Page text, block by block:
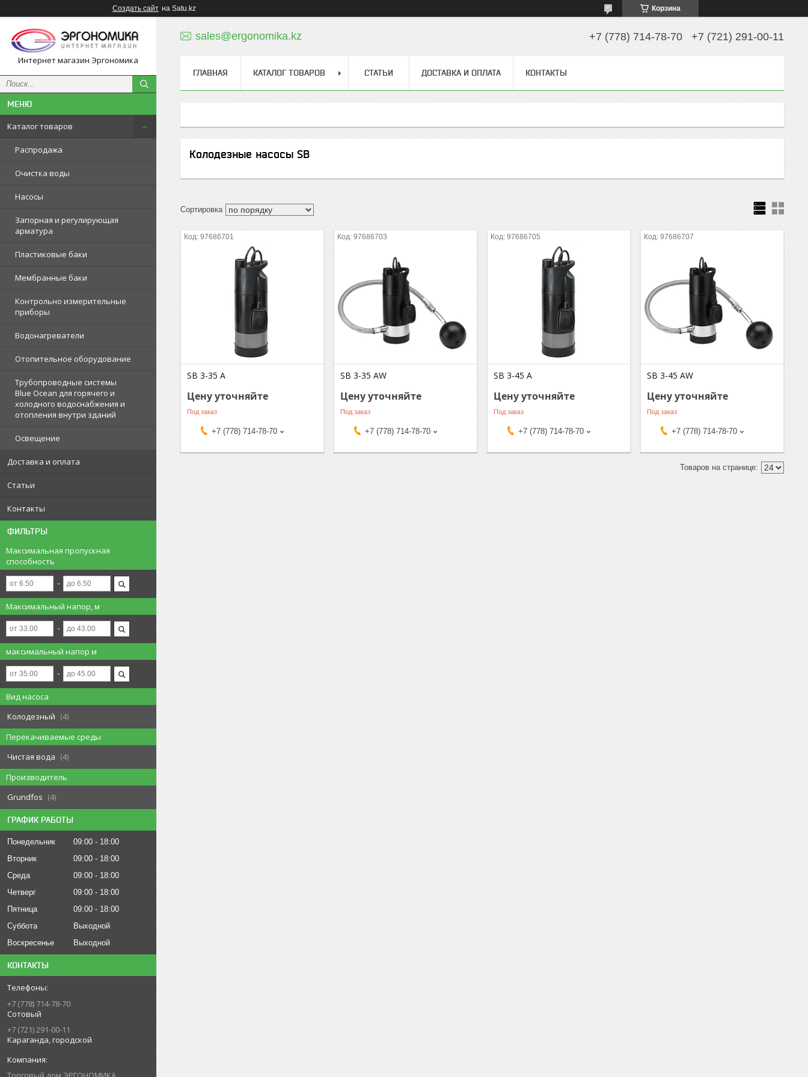
Создать сайт на Satu.kz Корзина
Интернет магазин Эргономика
Каталог товаров
Распродажа
Очистка воды
Насосы
Запорная и регулирующая
арматура
Пластиковые баки
Мембранные баки
Контрольно измерительные
приборы
Водонагреватели
Отопительное оборудование
Трубопроводные системы
Blue Ocean для горячего и
холодного водоснабжения и
отопления внутри зданий
Освещение
Доставка и оплата
Статьи
Контакты
ФИЛЬТРЫ
Максимальная пропускная
способность
Максимальный напор, м
максимальный напор м
Вид насоса
Колодезный
4
Перекачиваемые среды
Чистая вода
4
Производитель
Grundfos
4
ГРАФИК РАБОТЫ
Понедельник 09:00
18:00
Вторник
09:00
18:00
Среда
09:00
18:00
Четверг
09:00
18:00
Пятница
09:00
18:00
Суббота
Выходной
Воскресенье
Выходной
КОНТАКТЫ
+7 (778) 714-78-70
Сотовый
+7 (721) 291-00-11
Караганда, городской
sales@ergonomika.kz +7 (778) 714-78-70 +7 (721) 291-00-11
ГЛАВНАЯ КАТАЛОГ ТОВАРОВ СТАТЬИ ДОСТАВКА И ОПЛАТА КОНТАКТЫ
Колодезные насосы SB
97686701
SB 3-35 А
Цену уточняйте
Под заказ
+7 (778) 714-78-70
97686703
SB 3-35 AW
Цену уточняйте
Под заказ
+7 (778) 714-78-70
97686705
SB 3-45 A
Цену уточняйте
Под заказ
+7 (778) 714-78-70
97686707
SB 3-45 AW
Цену уточняйте
Под заказ
+7 (778) 714-78-70